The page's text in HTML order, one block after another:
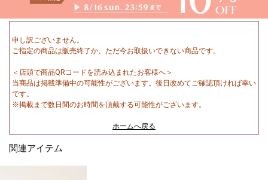
申し訳ございません。
ご指定の商品は販売終了か、ただ今お取扱いできない商品です。
＜店頭で商品QRコードを読み込まれたお客様へ＞
当商品は掲載準備中の可能性がございます。後日改めてご確認頂ければ幸い
です。
※掲載まで数日間のお時間を頂戴する可能性がございます。
ホームへ戻る
関連アイテム